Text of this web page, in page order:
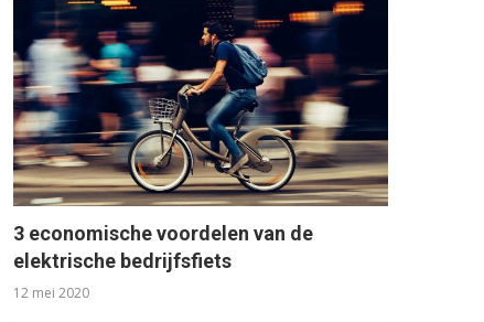
3 economische voordelen van de
elektrische bedrijfsfiets
12 mei 2020